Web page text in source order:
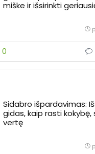
miške ir išsirinkti
0
Sidabro išpardavimas:
gidas, kaip rasti kokybę,
vertę